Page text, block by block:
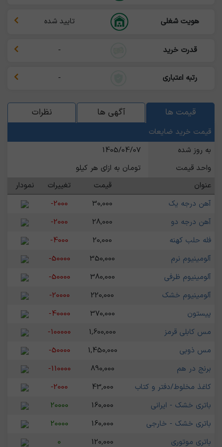
هویت شغلی تایید شده
قدرت خرید -
رتبه اعتباری -
قیمت ها آگهی ها نظرات
قیمت خرید ضایعات
به روز شده
1405/04/07
واحد قیمت
تومان به ازای هر کیلو
عنوان
قیمت تغییرات
نمودار
آهن درجه یک
30,000
-2000
آهن درجه دو
28,000
-2000
فله حلب کهنه
20,000
-4000
آلومینیوم نرم
350,000
-50000
آلومینیوم ظرفی
380,000
-50000
آلومینیوم خشک
220,000
-20000
پیستون
370,000
-40000
مس کابلی قرمز
1,600,000
-100000
مس ذوبی
1,450,000
-50000
برنج در هم
890,000
-110000
کاغذ مخلوط/دفتر و کتاب
43,000
-2000
باتری خشک - ایرانی
160,000
20000
باتری خشک - خارجی
160,000
20000
باتری موتوری
120,000
0